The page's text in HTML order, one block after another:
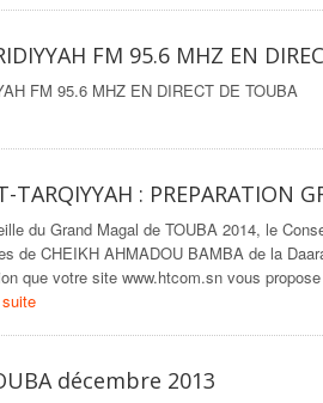
FM 95.6 MHZ EN
FM 95.6 MHZ EN DIRECT DE TOUBA
TARQIYYAH : PREPARATION
du Grand Magal de TOUBA 2014, le
de CHEIKH AHMADOU BAMBA de la
que votre site www.htcom.sn vous propose
décembre 2013